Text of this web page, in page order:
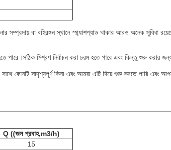
বা বহিরঙ্গন স্থানে স্প্ল্যাশপ্যাড থাকার আরও অনেক সুবিধা
পারে।সঠিক মিশ্রণ নির্বাচন করা চরম হতে পারে এবং কিন্তু শুরু করার
কোনটি সাদৃশ্যপূর্ণ কিনা এবং আমরা এটি দিয়ে শুরু করতে পারি এবং
Q ((জল প্রবাহ,m3/h)
15